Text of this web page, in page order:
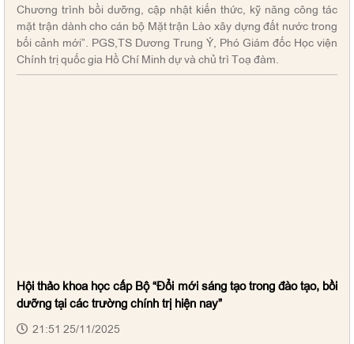
Chương trình bồi dưỡng, cập nhật kiến thức, kỹ năng công tác
mặt trận dành cho cán bộ Mặt trận Lào xây dựng đất nước trong
bối cảnh mới”. PGS,TS Dương Trung Ý, Phó Giám đốc Học viện
Chính trị quốc gia Hồ Chí Minh dự và chủ trì Toạ đàm.
Hội thảo khoa học cấp Bộ “Đổi mới sáng tạo trong đào tạo, bồi
dưỡng tại các trường chính trị hiện nay”
21:51 25/11/2025